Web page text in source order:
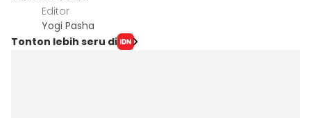
Editor
Yogi Pasha
Tonton lebih seru di